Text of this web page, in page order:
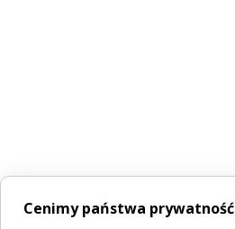
Cenimy państwa prywatność